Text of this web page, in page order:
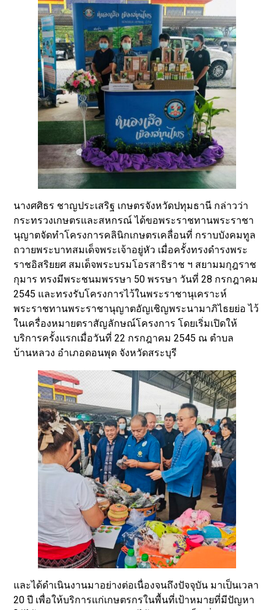
นางศศิธร ชาญประเสริฐ เกษตรจังหวัดปทุมธานี กล่าวว่า
กระทรวงเกษตรและสหกรณ์ ได้ขอพระราชทานพระราชา
นุญาตจัดทำโครงการคลินิกเกษตรเคลื่อนที่ กราบบังคมทูล
ถวายพระบาทสมเด็จพระเจ้าอยู่หัว เมื่อครั้งทรงดำรงพระ
ราชอิสริยยศ สมเด็จพระบรมโอรสาธิราช ฯ สยามมกุฎราช
กุมาร ทรงมีพระชนมพรรษา 50 พรรษา วันที่ 28 กรกฎาคม
2545 และทรงรับโครงการไว้ในพระราชานุเคราะห์
พระราชทานพระราชานุญาตอัญเชิญพระนามาภิไธยย่อ ไว้
ในเครื่องหมายตราสัญลักษณ์โครงการ โดยเริ่มเปิดให้
บริการครั้งแรกเมื่อวันที่ 22 กรกฎาคม 2545 ณ ตำบล
บ้านหลวง อำเภอดอนพุด จังหวัดสระบุรี
และได้ดำเนินงานมาอย่างต่อเนื่องจนถึงปัจจุบัน มาเป็นเวลา
20 ปี เพื่อให้บริการแก่เกษตรกรในพื้นที่เป้าหมายที่มีปัญหา